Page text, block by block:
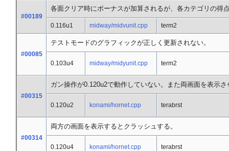
#00189
各面クリア時にボーナスが加算されるが、各カテゴリの得
0.116u1 midway/midvunit.cpp term2
#00085
テストモードのグラフィックが正しく更新されない。
0.103u4 midway/midyunit.cpp term2
#00315
ガン操作が0.120u2で動作していない。また両画面を表示
0.120u2 konami/hornet.cpp terabrst
#00314
両方の画面を表示するとクラッシュする。
0.120u4 konami/hornet.cpp terabrst